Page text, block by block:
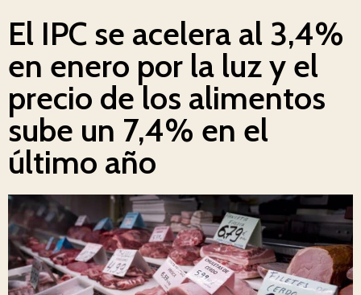
El IPC se acelera al 3,4%
en enero por la luz y el
precio de los alimentos
sube un 7,4% en el
último año